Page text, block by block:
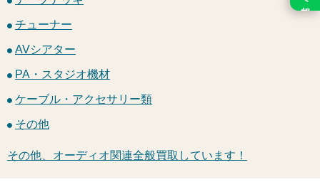
チューナー
AVシアター
PA・スタジオ機材
ケーブル・アクセサリー類
その他
その他、オーディオ関連全般買取しています！